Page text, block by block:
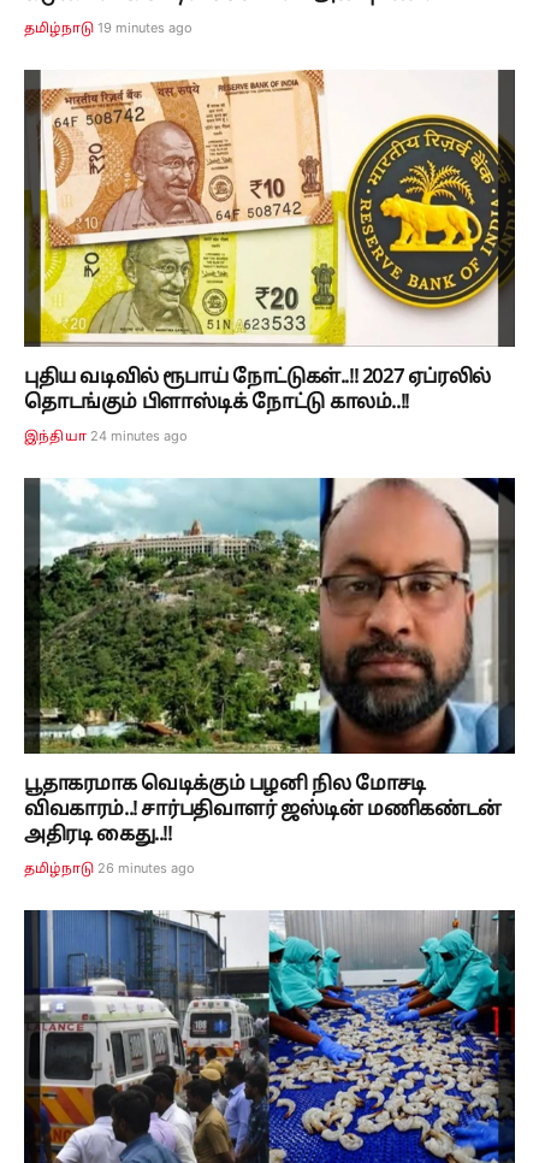
தமிழ்நாடு 19 minutes ago
புதிய வடிவில் ரூபாய் நோட்டுகள்..!! 2027 ஏப்ரலில்
தொடங்கும் பிளாஸ்டிக் நோட்டு காலம்..!!
இந்தியா 24 minutes ago
பூதாகரமாக வெடிக்கும் பழனி நில மோசடி
விவகாரம்..! சார்பதிவாளர் ஜஸ்டின் மணிகண்டன்
அதிரடி கைது..!!
தமிழ்நாடு 26 minutes ago